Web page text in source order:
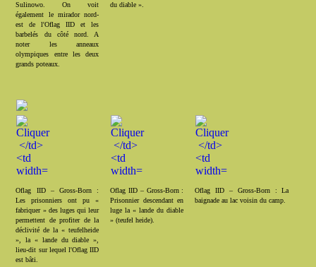
Sulinowo. On voit
également le mirador nord-
est de l'Oflag IID et les
barbelés du côté nord. A
noter les anneaux
olympiques entre les deux
grands poteaux.
du diable ».
Oflag IID – Gross-Born :
Les prisonniers ont pu «
fabriquer » des luges qui leur
permettent de profiter de la
déclivité de la « teufelheide
», la « lande du diable »,
lieu-dit sur lequel l'Oflag IID
est bâti.
Oflag IID – Gross-Born :
Prisonnier descendant en
luge la « lande du diable
» (teufel heide).
Oflag IID – Gross-Born : La
baignade au lac voisin du camp.